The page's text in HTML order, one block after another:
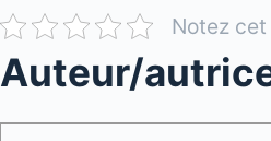
Notez
Auteur/